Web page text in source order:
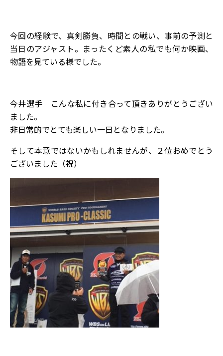
今回の経験で、真剣勝負、時間との戦い、事前の予測と
当日のアジャスト。まったくど素人の私でも何か映画、
物語を見ている様でした。
今井選手 こんな私に付き合って頂きありがとうござい
ました。
非日常的でとても楽しい一日となりました。
そして本意ではないかもしれませんが、２位おめでとう
ございました（祝）